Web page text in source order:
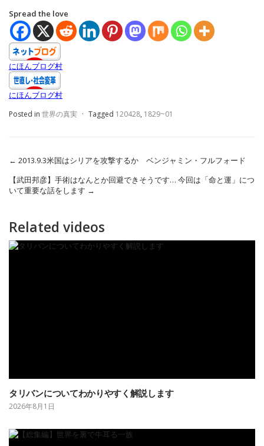
Spread the love
にほんブログ村
にほんブログ村
Posted in 世界の真実 · Tagged 120428, 1829~01
← 2013.9.3米国はシリアを攻撃するか ベンジャミン・フルフォード
【武田邦彦】手術はなんとか回避できそうです… 今回は「命と運」につ
いて重要な話をします →
Related videos
タリバンについてわかりやすく解説します
2026年8月1日